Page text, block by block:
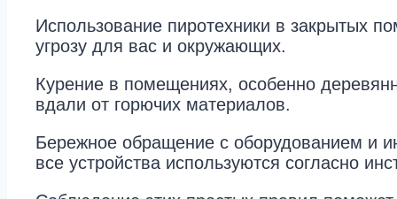
Использование пиротехники в закрытых
угрозу для вас и окружающих.
Курение в помещениях, особенно
вдали от горючих материалов.
Бережное обращение с оборудованием и
все устройства используются согласно